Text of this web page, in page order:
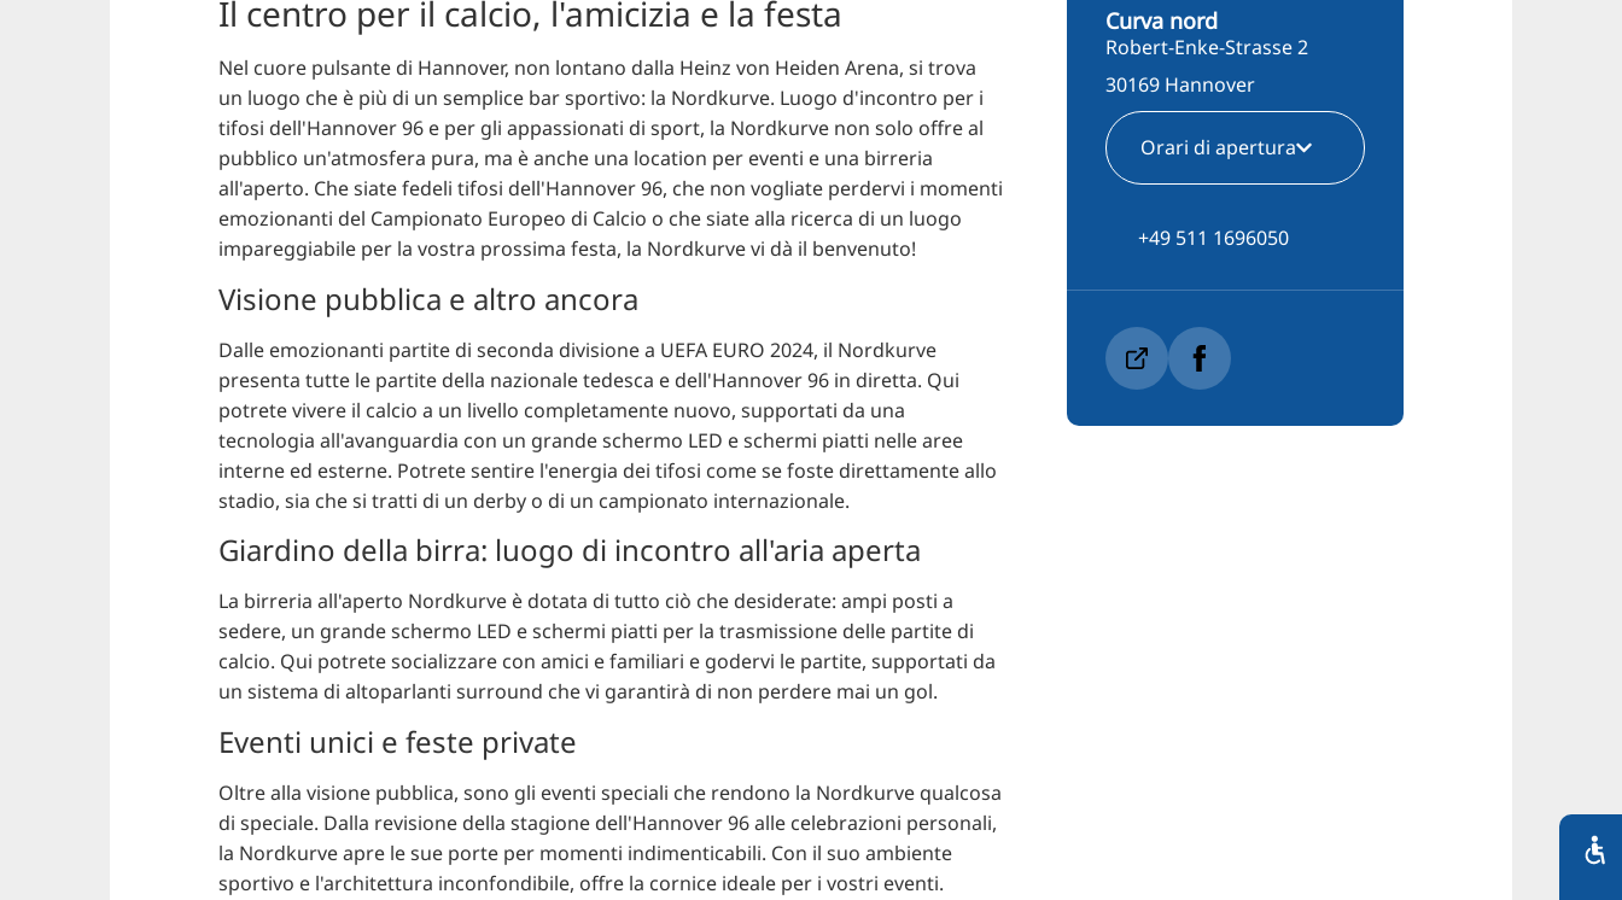
Il centro per il calcio, l'amicizia e la festa
Nel cuore pulsante di Hannover, non lontano dalla Heinz von Heiden Arena, si trova
un luogo che è più di un semplice bar sportivo: la Nordkurve. Luogo d'incontro per i
tifosi dell'Hannover 96 e per gli appassionati di sport, la Nordkurve non solo offre al
pubblico un'atmosfera pura, ma è anche una location per eventi e una birreria
all'aperto. Che siate fedeli tifosi dell'Hannover 96, che non vogliate perdervi i momenti
emozionanti del Campionato Europeo di Calcio o che siate alla ricerca di un luogo
impareggiabile per la vostra prossima festa, la Nordkurve vi dà il benvenuto!
Visione pubblica e altro ancora
Dalle emozionanti partite di seconda divisione a UEFA EURO 2024, il Nordkurve
presenta tutte le partite della nazionale tedesca e dell'Hannover 96 in diretta. Qui
potrete vivere il calcio a un livello completamente nuovo, supportati da una
tecnologia all'avanguardia con un grande schermo LED e schermi piatti nelle aree
interne ed esterne. Potrete sentire l'energia dei tifosi come se foste direttamente allo
stadio, sia che si tratti di un derby o di un campionato internazionale.
Giardino della birra: luogo di incontro all'aria aperta
La birreria all'aperto Nordkurve è dotata di tutto ciò che desiderate: ampi posti a
sedere, un grande schermo LED e schermi piatti per la trasmissione delle partite di
calcio. Qui potrete socializzare con amici e familiari e godervi le partite, supportati da
un sistema di altoparlanti surround che vi garantirà di non perdere mai un gol.
Eventi unici e feste private
Oltre alla visione pubblica, sono gli eventi speciali che rendono la Nordkurve qualcosa
di speciale. Dalla revisione della stagione dell'Hannover 96 alle celebrazioni personali,
la Nordkurve apre le sue porte per momenti indimenticabili. Con il suo ambiente
sportivo e l'architettura inconfondibile, offre la cornice ideale per i vostri eventi.
Curva nord
Robert-Enke-Strasse 2
30169 Hannover
Orari di apertura
+49 511 1696050